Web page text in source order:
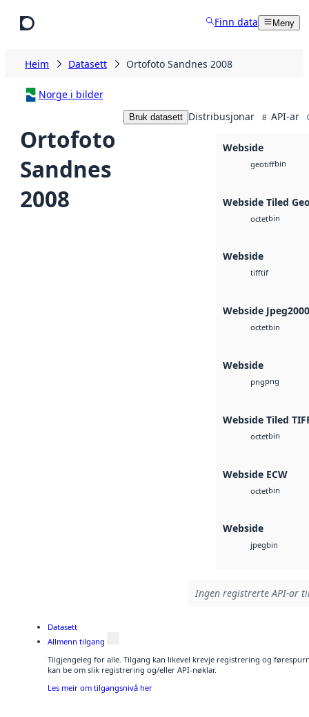
Finn data Meny
Heim Datasett Ortofoto Sandnes 2008
Norge i bilder
Ortofoto
Sandnes
2008
Bruk datasett Distribusjonar 8 API-ar
Webside
geotiffbin
Webside Tiled
octetbin
Webside
tifftif
Webside Jpeg2000
octetbin
Webside
pngpng
Webside Tiled
octetbin
Webside ECW
octetbin
Webside
jpegbin
Ingen registrerte API-ar
Datasett
Allmenn tilgang
Tilgjengeleg for alle. Tilgang kan likevel krevje registrering og
kan be om slik registrering og/eller API-nøklar.
Les meir om tilgangsnivå her